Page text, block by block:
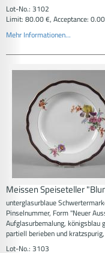
Lot-No.: 3102
Limit: 80.00 €, Acceptance:
Mehr Informationen...
Meissen Speiseteller
unterglasurblaue
Pinselnummer, Form "Neuer
Aufglasurbemalung, königsblau
partiell berieben und
Lot-No.: 3103